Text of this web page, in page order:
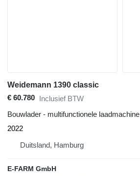
Weidemann 1390 classic
€ 60.780 Inclusief BTW
Bouwlader - multifunctionele laadmachine
2022
Duitsland, Hamburg
E-FARM GmbH